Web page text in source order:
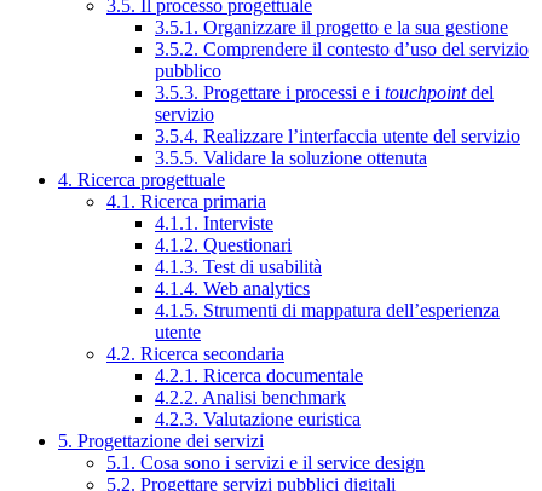
3.5. Il processo progettuale
3.5.1. Organizzare il progetto e la sua gestione
3.5.2. Comprendere il contesto d’uso del servizio
pubblico
3.5.3. Progettare i processi e i touchpointdel
servizio
3.5.4. Realizzare l’interfaccia utente del servizio
3.5.5. Validare la soluzione ottenuta
4. Ricerca progettuale
4.1. Ricerca primaria
4.1.1. Interviste
4.1.2. Questionari
4.1.3. Test di usabilità
4.1.4. Web analytics
4.1.5. Strumenti di mappatura dell’esperienza
utente
4.2. Ricerca secondaria
4.2.1. Ricerca documentale
4.2.2. Analisi benchmark
4.2.3. Valutazione euristica
5. Progettazione dei servizi
5.1. Cosa sono i servizi e il service design
5.2. Progettare servizi pubblici digitali